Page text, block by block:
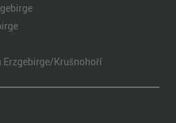
Erzgebirge/Krušnohoří